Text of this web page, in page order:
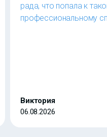
рада, что попала к
профессиональному
Виктория
06.08.2026